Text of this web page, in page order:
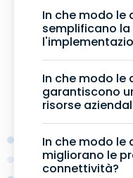
In che modo le
semplificano
In che modo le
garantiscono
risorse
In che modo le
migliorano le
connettività?